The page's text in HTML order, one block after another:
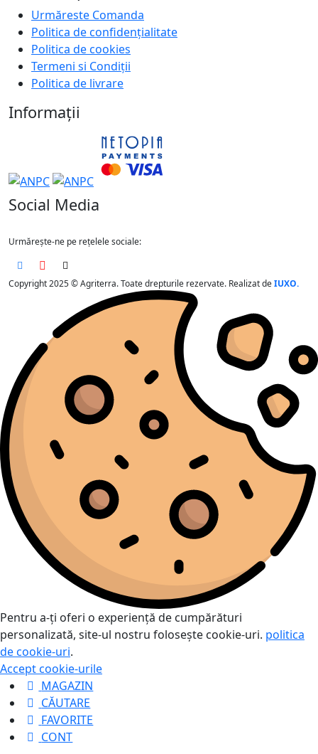
Urmăreste Comanda
Politica de confidențialitate
Politica de cookies
Termeni si Condiții
Politica de livrare
Informații
Social Media
Urmărește-ne pe rețelele sociale:
Copyright 2025 © Agriterra. Toate drepturile rezervate. Realizat deIUXO.
Pentru a-ți oferi o experiență de cumpărături
personalizată, site-ul nostru folosește cookie-uri. politica
de cookie-uri.
Accept cookie-urile
MAGAZIN
CĂUTARE
FAVORITE
CONT